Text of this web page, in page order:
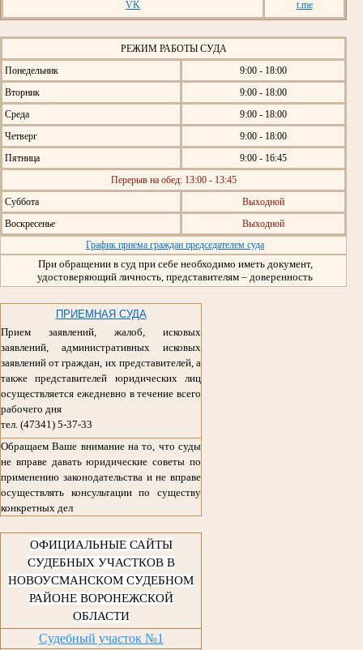
VK t.me
РЕЖИМ РАБОТЫ СУДА
Понедельник
9:00 - 18:00
Вторник
9:00 - 18:00
Среда
9:00 - 18:00
Четверг
9:00 - 18:00
Пятница
9:00 - 16:45
Перерыв на обед: 13:00 - 13:45
Суббота
Выходной
Воскресенье
Выходной
График приема граждан председателем суда
При обращении в суд при себе необходимо иметь документ,
удостоверяющий личность, представителям – доверенность
ПРИЕМНАЯ СУДА
Прием заявлений, жалоб, исковых
заявлений, административных исковых
заявлений от граждан, их представителей, а
также представителей юридических лиц
осуществляется ежедневно в течение всего
рабочего дня
тел. (47341) 5-37-33
Обращаем Ваше внимание на то, что суды
не вправе давать юридические советы по
применению законодательства и не вправе
осуществлять консультации по существу
конкретных дел
ОФИЦИАЛЬНЫЕ САЙТЫ
СУДЕБНЫХ УЧАСТКОВ В
НОВОУСМАНСКОМ СУДЕБНОМ
РАЙОНЕ ВОРОНЕЖСКОЙ
ОБЛАСТИ
Судебный участок №1